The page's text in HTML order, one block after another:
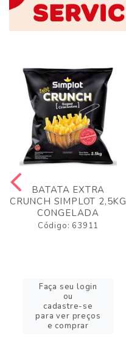
BATATA EXTRA
CRUNCH SIMPLOT 2,5KG
CONGELADA
Código: 63911
Faça seu login
ou
cadastre-se
para ver preços
e comprar